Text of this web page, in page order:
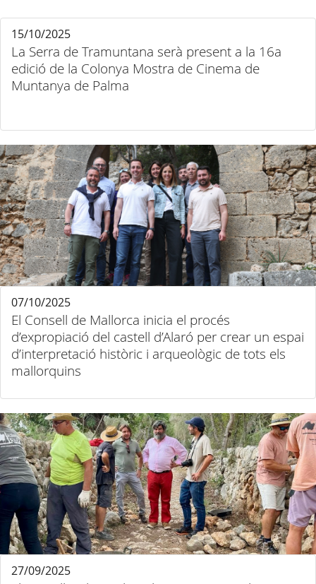
La Serra de Tramuntana serà present a la 16a
edició de la Colonya Mostra de Cinema de
Muntanya de Palma
15/10/2025
El Consell de Mallorca inicia el procés
d’expropiació del castell d’Alaró per crear un espai
d’interpretació històric i arqueològic de tots els
mallorquins
07/10/2025
27/09/2025